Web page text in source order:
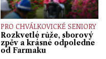
PRO CHVÁLKOVICKÉ SENIORY
Rozkvetlé růže, sborový
zpěv a krásné odpoledne
od Farmaku